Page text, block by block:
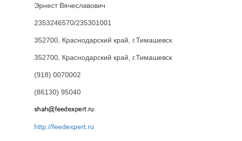
Эрнест Вячеславович
2353246570/235301001
352700, Краснодарский край, г.Тимашевск
352700, Краснодарский край, г.Тимашевск
(918) 0070002
(86130) 95040
http://feedexpert.ru